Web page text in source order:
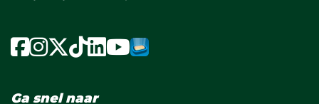
Ga snel naar